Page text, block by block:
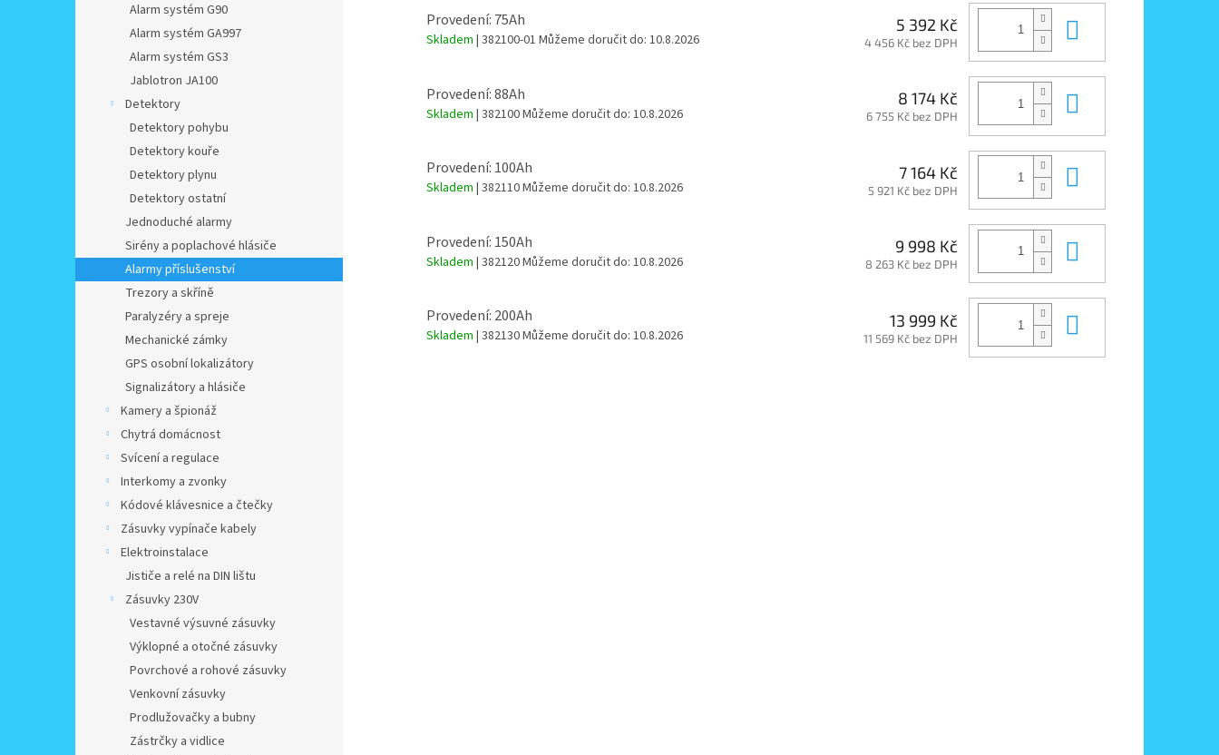
Alarm systém G90
Alarm systém GA997
Alarm systém GS3
Jablotron JA100
Detektory
Detektory pohybu
Detektory kouře
Detektory plynu
Detektory ostatní
Jednoduché alarmy
Sirény a poplachové hlásiče
Alarmy příslušenství
Trezory a skříně
Paralyzéry a spreje
Mechanické zámky
GPS osobní lokalizátory
Signalizátory a hlásiče
Kamery a špionáž
Chytrá domácnost
Svícení a regulace
Interkomy a zvonky
Kódové klávesnice a čtečky
Zásuvky vypínače kabely
Elektroinstalace
Jističe a relé na DIN lištu
Zásuvky 230V
Vestavné výsuvné zásuvky
Výklopné a otočné zásuvky
Povrchové a rohové zásuvky
Venkovní zásuvky
Prodlužovačky a bubny
Zástrčky a vidlice
Provedení: 75Ah
Skladem | 382100-01 Můžeme doručit do: 10.8.2026
5 392 Kč
4 456 Kč bez DPH
Provedení: 88Ah
Skladem | 382100Můžeme doručit do: 10.8.2026
8 174 Kč
6 755 Kč bez DPH
Provedení: 100Ah
Skladem | 382110Můžeme doručit do: 10.8.2026
7 164 Kč
5 921 Kč bez DPH
Provedení: 150Ah
Skladem | 382120Můžeme doručit do: 10.8.2026
9 998 Kč
8 263 Kč bez DPH
Provedení: 200Ah
Skladem | 382130Můžeme doručit do: 10.8.2026
13 999 Kč
11 569 Kč bez DPH